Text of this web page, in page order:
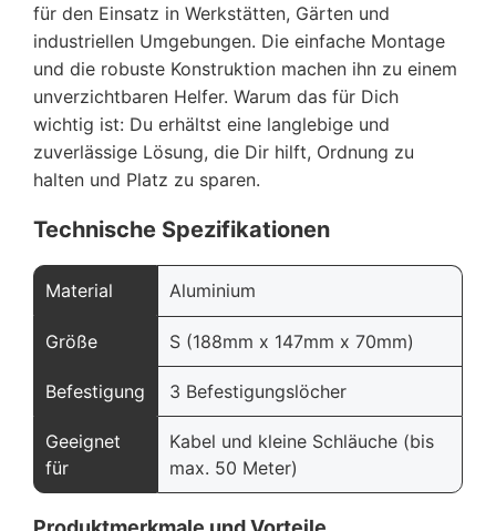
für den Einsatz in Werkstätten, Gärten und
industriellen Umgebungen. Die einfache Montage
und die robuste Konstruktion machen ihn zu einem
unverzichtbaren Helfer. Warum das für Dich
wichtig ist: Du erhältst eine langlebige und
zuverlässige Lösung, die Dir hilft, Ordnung zu
halten und Platz zu sparen.
Technische Spezifikationen
Material Aluminium
Größe S (188mm x 147mm x 70mm)
Befestigung 3 Befestigungslöcher
Geeignet
für
Kabel und kleine Schläuche (bis
max. 50 Meter)